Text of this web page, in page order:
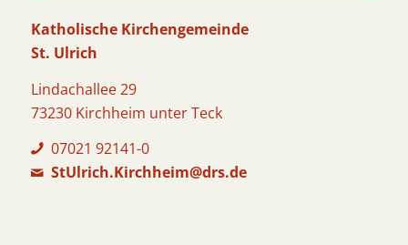
Katholische Kirchengemeinde
St. Ulrich
Lindachallee 29
73230 Kirchheim unter Teck
07021 92141-0
StUlrich.Kirchheim@drs.de